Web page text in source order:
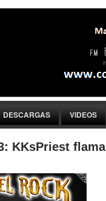
DESCARGAS VIDEOS
KKsPriest